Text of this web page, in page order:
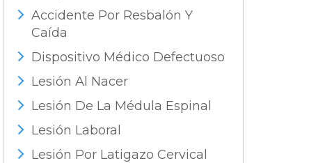
Accidente Por Resbalón Y
Caída
Dispositivo Médico Defectuoso
Lesión Al Nacer
Lesión De La Médula Espinal
Lesión Laboral
Lesión Por Latigazo Cervical